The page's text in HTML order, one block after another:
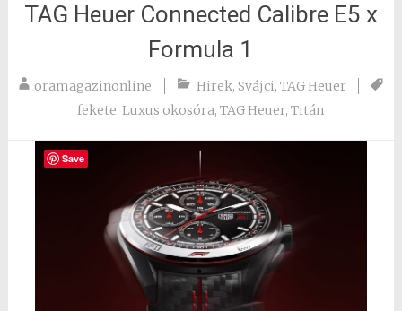
TAG Heuer Connected Calibre E5 x
Formula 1
oramagazinonline Hirek, Svájci, TAG Heuer
fekete,Luxus okosóra,TAG Heuer,Titán
Save